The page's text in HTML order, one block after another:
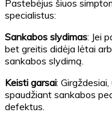
Pastebėjus šiuos
specialistus:
Sankabos slydimas: Jei
bet greitis didėja lėtai
sankabos slydimą.
Keisti garsai:
spaudžiant sankabos
defektus.